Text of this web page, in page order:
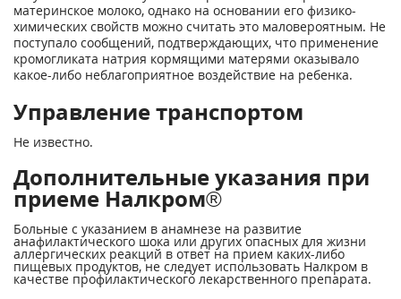
материнское молоко, однако на основании его физико-
химических свойств можно считать это маловероятным. Не
поступало сообщений, подтверждающих, что применение
кромогликата натрия кормящими матерями оказывало
какое-либо неблагоприятное воздействие на ребенка.
Управление транспортом
Не известно.
Дополнительные указания при
приеме Налкром®
Больные с указанием в анамнезе на развитие
анафилактического шока или других опасных для жизни
аллергических реакций в ответ на прием каких-либо
пищевых продуктов, не следует использовать Налкром в
качестве профилактического лекарственного препарата.